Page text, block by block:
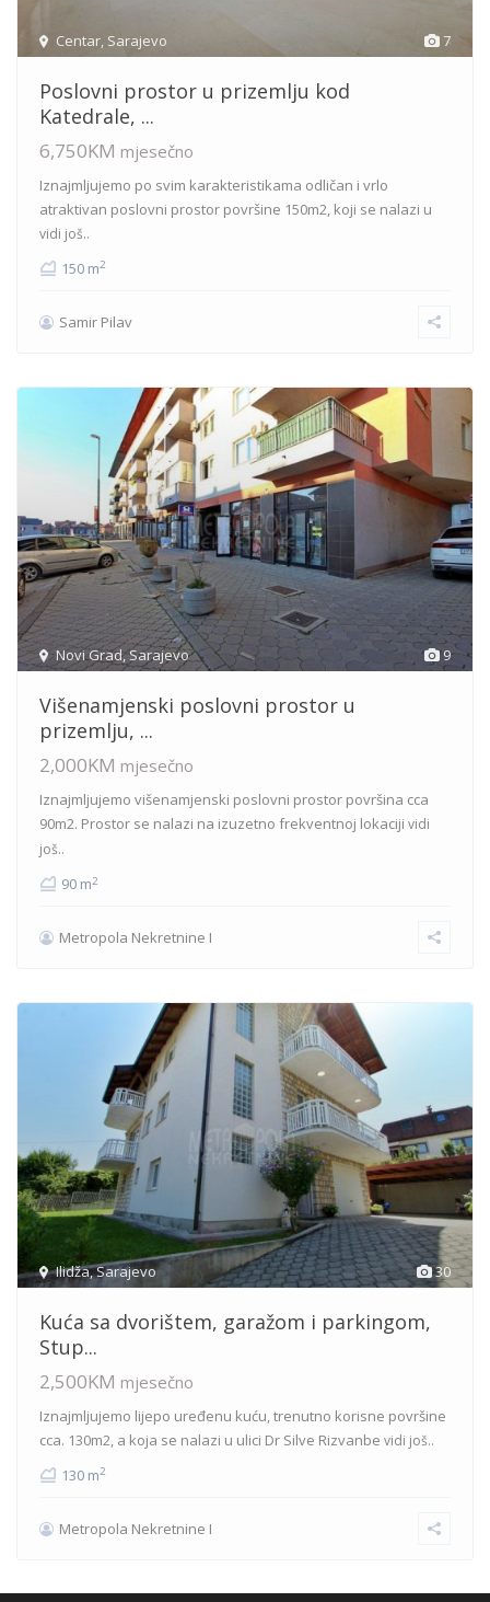
7
Centar Sarajevo
Poslovni prostor u prizemlju kod
Katedrale, ...
6,750KM mjesečno
Iznajmljujemo po svim karakteristikama odličan i vrlo
atraktivan poslovni prostor površine 150m2, koji se nalazi u
vidi još..
150 m2
Samir Pilav
9
Novi Grad,Sarajevo
Višenamjenski poslovni prostor u
prizemlju, ...
2,000KM mjesečno
Iznajmljujemo višenamjenski poslovni prostor površina cca
90m2. Prostor se nalazi na izuzetno frekventnoj lokaciji vidi
još..
90 m2
Metropola Nekretnine I
30
Ilidža,Sarajevo
Kuća sa dvorištem, garažom i parkingom,
Stup...
2,500KM mjesečno
Iznajmljujemo lijepo uređenu kuću, trenutno korisne površine
cca. 130m2, a koja se nalazi u ulici Dr Silve Rizvanbe vidi još..
130 m2
Metropola Nekretnine I